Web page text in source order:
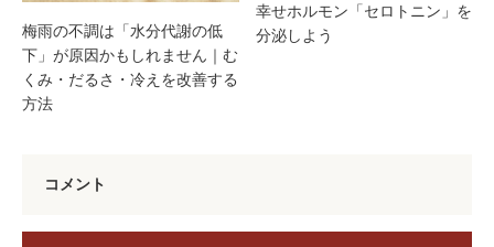
梅雨の不調は「水分代謝の低
下」が原因かもしれません｜む
くみ・だるさ・冷えを改善する
方法
幸せホルモン「セロトニン」を
分泌しよう
コメント